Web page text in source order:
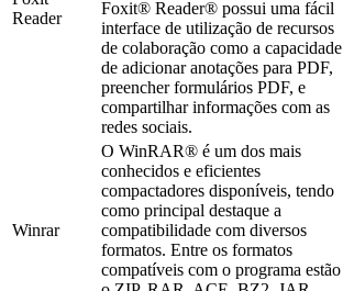
Reader
Foxit® Reader® possui uma fácil
interface de utilização de recursos
de colaboração como a capacidade
de adicionar anotações para PDF,
preencher formulários PDF, e
compartilhar informações com as
redes sociais.
Winrar
O WinRAR® é um dos mais
conhecidos e eficientes
compactadores disponíveis, tendo
como principal destaque a
compatibilidade com diversos
formatos. Entre os formatos
compatíveis com o programa estão